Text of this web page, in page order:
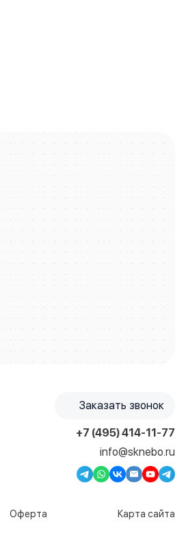
Заказать звонок
+7 (495) 414-11-77
info@sknebo.ru
Оферта
Карта сайта